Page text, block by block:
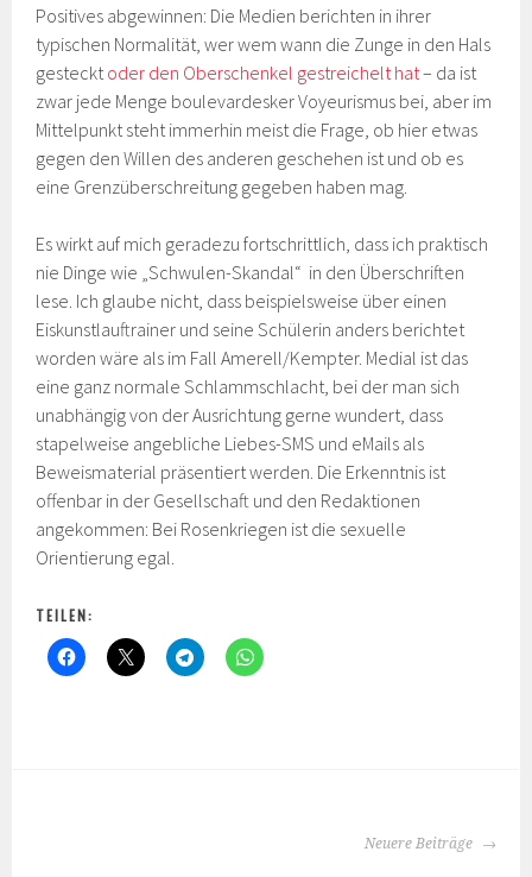
Positives abgewinnen: Die Medien berichten in ihrer
typischen Normalität, wer wem wann die Zunge in den Hals
gesteckt oder den Oberschenkel gestreichelt hat– da ist
zwar jede Menge boulevardesker Voyeurismus bei, aber im
Mittelpunkt steht immerhin meist die Frage, ob hier etwas
gegen den Willen des anderen geschehen ist und ob es
eine Grenzüberschreitung gegeben haben mag.
Es wirkt auf mich geradezu fortschrittlich, dass ich praktisch
nie Dinge wie „Schwulen-Skandal“ in den Überschriften
lese. Ich glaube nicht, dass beispielsweise über einen
Eiskunstlauftrainer und seine Schülerin anders berichtet
worden wäre als im Fall Amerell/Kempter. Medial ist das
eine ganz normale Schlammschlacht, bei der man sich
unabhängig von der Ausrichtung gerne wundert, dass
stapelweise angebliche Liebes-SMS und eMails als
Beweismaterial präsentiert werden. Die Erkenntnis ist
offenbar in der Gesellschaft und den Redaktionen
angekommen: Bei Rosenkriegen ist die sexuelle
Orientierung egal.
TEILEN:
Neuere Beiträge